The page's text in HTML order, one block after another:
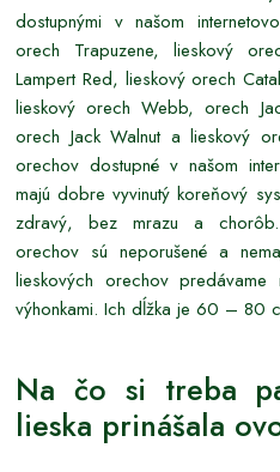
dostupnými v našom
orech Trapuzene, lieskový
Lampert Red, lieskový orech
lieskový orech Webb, orech
orech Jack Walnut a lieskový
orechov dostupné v našom
majú dobre vyvinutý koreňový
zdravý, bez mrazu a chorôb.
orechov sú neporušené a
lieskových orechov
výhonkami. Ich dĺžka je 60 – 80
Na čo si treba
lieska prinášala